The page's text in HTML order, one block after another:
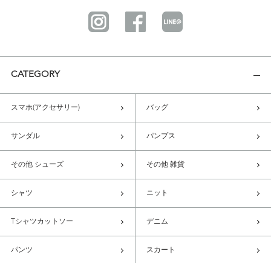
CATEGORY
スマホ(アクセサリー) バッグ
サンダル パンプス
その他 シューズ その他 雑貨
シャツ ニット
Tシャツカットソー デニム
パンツ スカート